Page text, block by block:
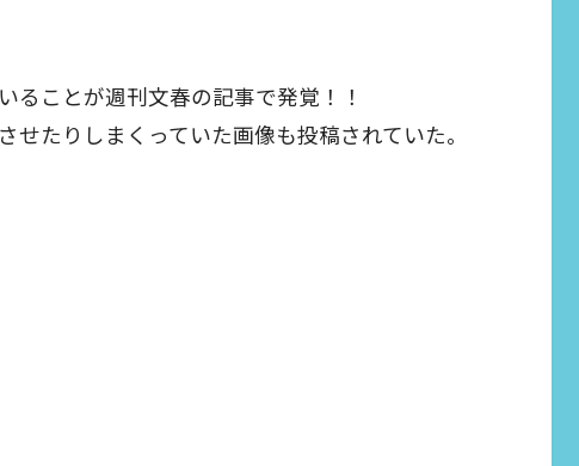
ることが週刊文春の記事で発覚！！
たりしまくっていた画像も投稿されていた。